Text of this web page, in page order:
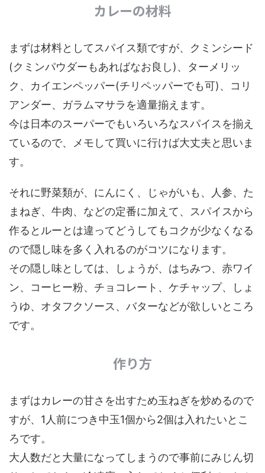
カレーの材料
まずは材料としてスパイス類ですが、クミンシード
(クミンパウダーもあればなお良し)、ターメリッ
ク、カイエンペッパー(チリペッパーでも可)、コリ
アンダー、ガラムマサラを適量揃えます。
今は日本のスーパーでもいろいろなスパイスを揃え
ているので、メモして買いに行けば大丈夫と思いま
す。
それに野菜類が、にんにく、じゃがいも、人参、た
まねぎ、牛肉、などの定番に加えて、スパイスから
作るとルーとは違ってどうしてもコクが少なくなる
ので隠し味を多く入れるのがコツになります。
その隠し味としては、しょうが、はちみつ、赤ワイ
ン、コーヒー粉、チョコレート、ケチャップ、しょ
うゆ、オタフクソース、バターなどが欲しいところ
です。
作り方
まずはカレーの甘さを出すため玉ねぎを炒めるので
すが、1人前につき中玉1個から2個は入れたいとこ
ろです。
大人数だと大量になってしまうので事前にみじん切